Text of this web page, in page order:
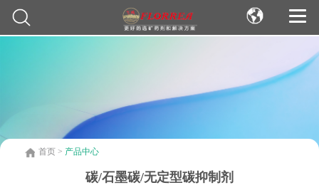
首页> 产品中心
碳/石墨碳/无定型碳抑制剂